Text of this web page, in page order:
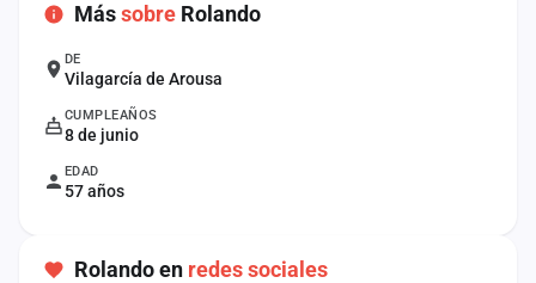
Mássobre Rolando
DE
Vilagarcía de Arousa
CUMPLEAÑOS
8 de junio
EDAD
57 años
Rolando en redes sociales
Contacto